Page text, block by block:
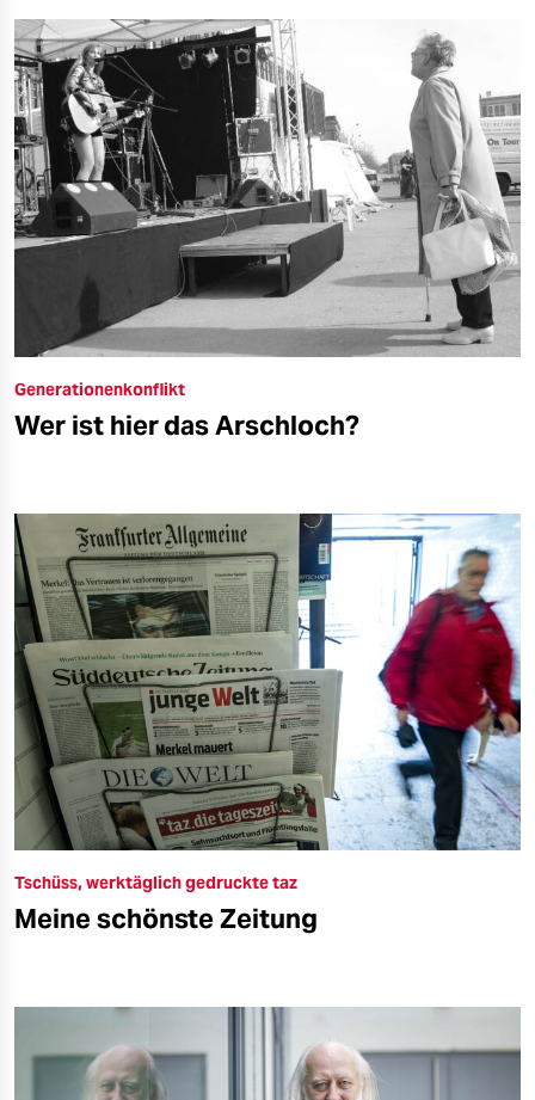
Generationenkonflikt
Wer ist hier das Arschloch?
Tschüss, werktäglich gedruckte taz
Meine schönste Zeitung